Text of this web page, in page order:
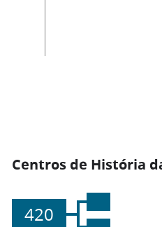
Centros de História
420